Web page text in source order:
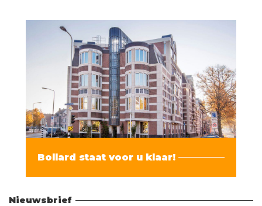
Bollard staat voor u klaar!
Nieuwsbrief